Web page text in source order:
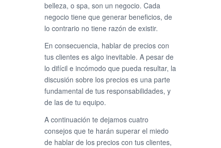
belleza, o spa, son un negocio. Cada
negocio tiene que generar beneficios, de
lo contrario no tiene razón de existir.
En consecuencia, hablar de precios con
tus clientes es algo inevitable. A pesar de
lo difícil e incómodo que pueda resultar, la
discusión sobre los precios es una parte
fundamental de tus responsabilidades, y
de las de tu equipo.
A continuación te dejamos cuatro
consejos que te harán superar el miedo
de hablar de los precios con tus clientes,